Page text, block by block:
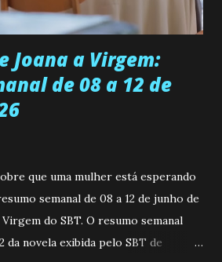
ela é inseminada por eng...
Joana a Virgem:
de 08 a 12 de
que uma mulher está esperando
semanal de 08 a 12 de junho de
do SBT. O resumo semanal
da novela exibida pelo SBT de